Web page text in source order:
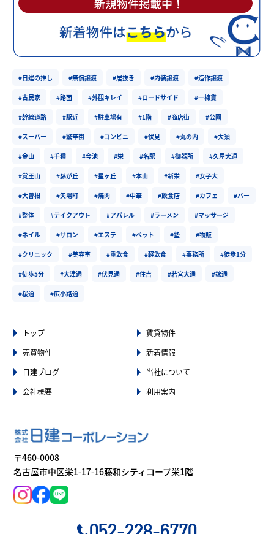
#日建の推し #無償譲渡 #居抜き #内装譲渡 #造作譲渡
#古民家 #路面 #外観キレイ #ロードサイド #一棟貸
#幹線道路 #駅近 #駐車場有 #1階 #商店街 #公園
#スーパー #繁華街 #コンビニ #伏見 #丸の内 #大須
#金山 #千種 #今池 #栄 #名駅 #御器所 #久屋大通
#覚王山 #藤が丘 #星ヶ丘 #本山 #新栄 #女子大
#大曽根 #矢場町 #焼肉 #中華 #飲食店 #カフェ #バー
#整体 #テイクアウト #アパレル #ラーメン #マッサージ
#ネイル #サロン #エステ #ペット #塾 #物販
#クリニック #美容室 #重飲食 #軽飲食 #事務所 #徒歩1分
#徒歩5分 #大津通 #伏見通 #住吉 #若宮大通 #錦通
#桜通 #広小路通
トップ
賃貸物件
売買物件
新着情報
日建ブログ
当社について
会社概要
利用案内
〒460-0008
名古屋市中区栄1-17-16藤和シティコープ栄1階